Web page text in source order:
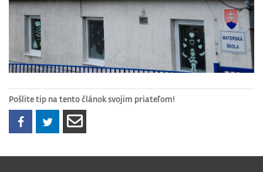
Pošlite tip na tento článok svojim priateľom!